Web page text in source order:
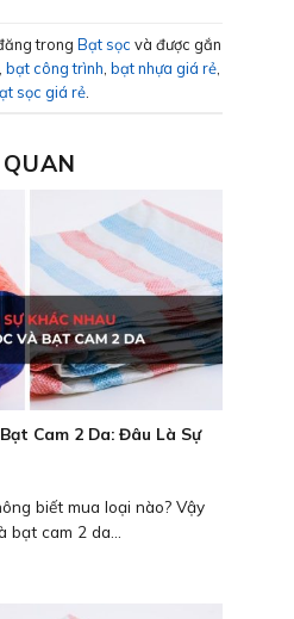
trong Bạt sọc và được gắn
bạt công trình bạt nhựa giá rẻ
sọc giá rẻ
Cam 2 Da: Đâu Là Sự
biết mua loại nào? Vậy
cam 2 da...